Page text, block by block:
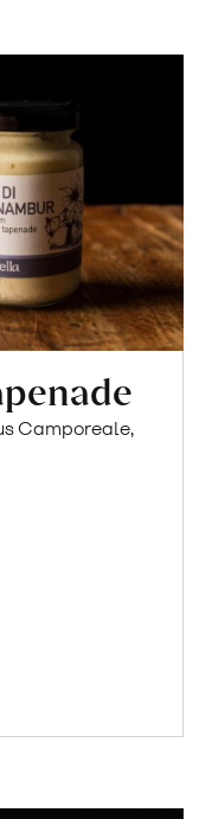
Camporeale,